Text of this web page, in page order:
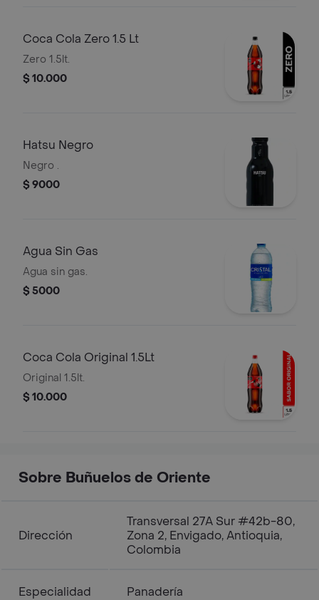
Coca Cola Zero 1.5 Lt
Zero 1.5lt.
$ 10.000
Hatsu Negro
Negro .
$ 9000
Agua Sin Gas
Agua sin gas.
$ 5000
Coca Cola Original 1.5Lt
Original 1.5lt.
$ 10.000
Sobre Buñuelos de Oriente
Dirección
Transversal 27A Sur #42b-80,
Zona 2, Envigado, Antioquia,
Colombia
Especialidad Panadería